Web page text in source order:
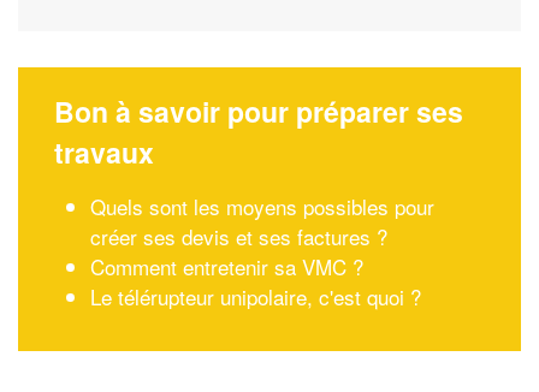
Bon à savoir pour préparer ses
travaux
Quels sont les moyens possibles pour
créer ses devis et ses factures ?
Comment entretenir sa VMC ?
Le télérupteur unipolaire, c'est quoi ?